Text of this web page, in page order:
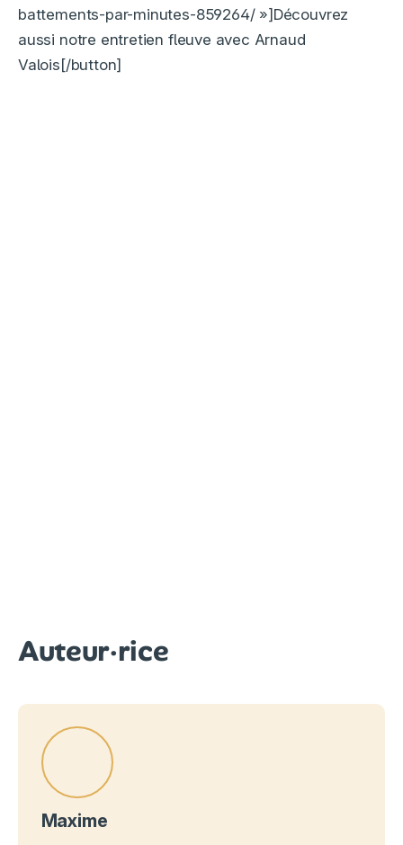
battements-par-minutes-859264/ »]Découvrez
aussi notre entretien fleuve avec Arnaud
Valois[/button]
Auteur·rice
Maxime